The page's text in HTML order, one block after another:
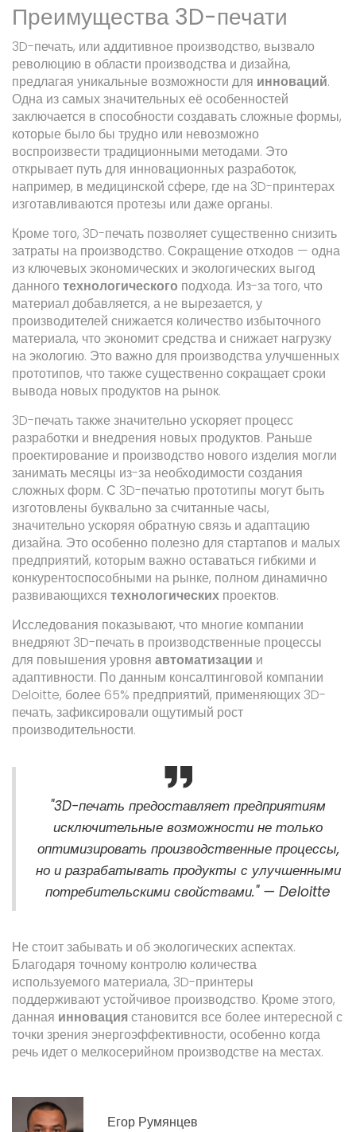
Преимущества 3D-печати
3D-печать, или аддитивное производство, вызвало
революцию в области производства и дизайна,
предлагая уникальные возможности для инноваций.
Одна из самых значительных её особенностей
заключается в способности создавать сложные формы,
которые было бы трудно или невозможно
воспроизвести традиционными методами. Это
открывает путь для инновационных разработок,
например, в медицинской сфере, где на 3D-принтерах
изготавливаются протезы или даже органы.
Кроме того, 3D-печать позволяет существенно снизить
затраты на производство. Сокращение отходов — одна
из ключевых экономических и экологических выгод
данноготехнологического подхода. Из-за того, что
материал добавляется, а не вырезается, у
производителей снижается количество избыточного
материала, что экономит средства и снижает нагрузку
на экологию. Это важно для производства улучшенных
прототипов, что также существенно сокращает сроки
вывода новых продуктов на рынок.
3D-печать также значительно ускоряет процесс
разработки и внедрения новых продуктов. Раньше
проектирование и производство нового изделия могли
занимать месяцы из-за необходимости создания
сложных форм. С 3D-печатью прототипы могут быть
изготовлены буквально за считанные часы,
значительно ускоряя обратную связь и адаптацию
дизайна. Это особенно полезно для стартапов и малых
предприятий, которым важно оставаться гибкими и
конкурентоспособными на рынке, полном динамично
развивающихся технологических проектов.
Исследования показывают, что многие компании
внедряют 3D-печать в производственные процессы
для повышения уровня автоматизации и
адаптивности. По данным консалтинговой компании
Deloitte, более 65% предприятий, применяющих 3D-
печать, зафиксировали ощутимый рост
производительности.
"3D-печать предоставляет предприятиям
исключительные возможности не только
оптимизировать производственные процессы,
но и разрабатывать продукты с улучшенными
потребительскими свойствами." — Deloitte
Не стоит забывать и об экологических аспектах.
Благодаря точному контролю количества
используемого материала, 3D-принтеры
поддерживают устойчивое производство. Кроме этого,
данная инновациястановится все более интересной с
точки зрения энергоэффективности, особенно когда
речь идет о мелкосерийном производстве на местах.
Егор Румянцев